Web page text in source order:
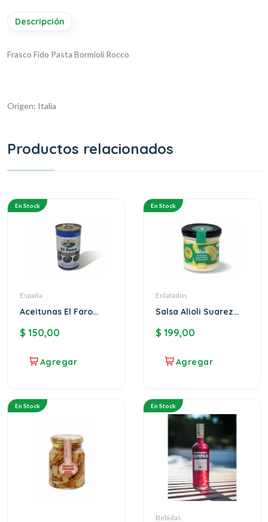
Descripción
Frasco Fido Pasta Bormioli Rocco
Origen: Italia
Productos relacionados
En Stock
España
Aceitunas El Faro
$ 150,00
En Stock
Enlatados
Salsa Alioli Suarez
$ 199,00
En Stock En Stock
Bebidas